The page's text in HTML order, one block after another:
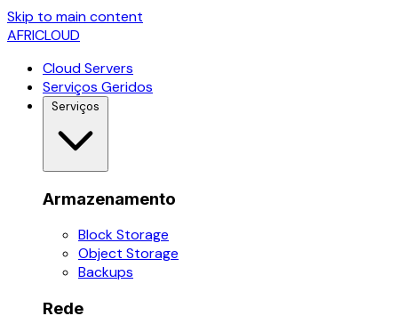
Skip to main content
AFRICLOUD
Cloud Servers
Serviços Geridos
Serviços
Armazenamento
Block Storage
Object Storage
Backups
Rede